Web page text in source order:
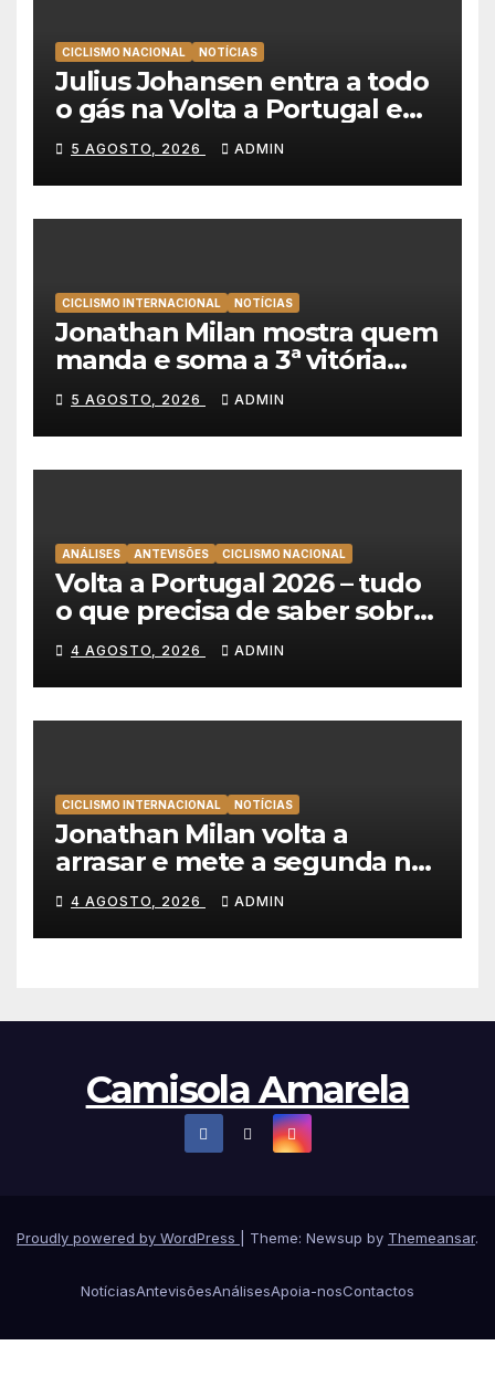
CICLISMO NACIONAL NOTÍCIAS
Julius Johansen entra a todo
o gás na Volta a Portugal e
lidera dobradinha da UAE
Team Emirates em Lisboa
5 AGOSTO, 2026 ADMIN
CICLISMO INTERNACIONAL NOTÍCIAS
Jonathan Milan mostra quem
manda e soma a 3ª vitória
consecutiva na Volta a
Polónia
5 AGOSTO, 2026 ADMIN
ANÁLISES ANTEVISÕES CICLISMO NACIONAL
Volta a Portugal 2026 – tudo
o que precisa de saber sobre
as equipas e o percurso
4 AGOSTO, 2026 ADMIN
CICLISMO INTERNACIONAL NOTÍCIAS
Jonathan Milan volta a
arrasar e mete a segunda na
Volta a Polónia 2026
4 AGOSTO, 2026 ADMIN
Camisola Amarela
Proudly powered by WordPress Theme: Newsup by Themeansar.
NotíciasAntevisõesAnálisesApoia-nosContactos